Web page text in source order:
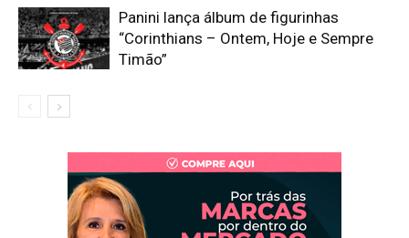
Panini lança álbum de figurinhas
“Corinthians – Ontem, Hoje e Sempre
Timão”